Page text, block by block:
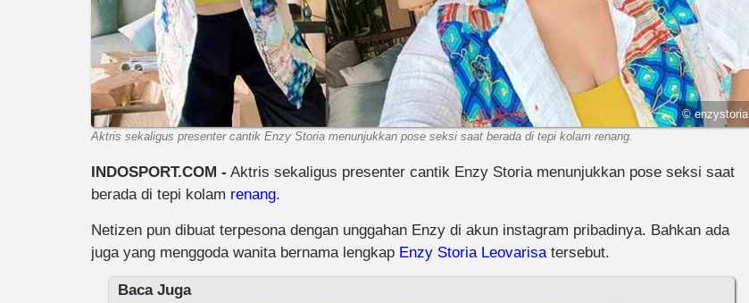
© enzystoria
Aktris sekaligus presenter cantik Enzy Storia menunjukkan pose seksi saat berada di tepi kolam renang.
INDOSPORT.COM - Aktris sekaligus presenter cantik Enzy Storia menunjukkan pose seksi saat
berada di tepi kolam renang.
Netizen pun dibuat terpesona dengan unggahan Enzy di akun instagram pribadinya. Bahkan ada
juga yang menggoda wanita bernama lengkap Enzy Storia Leovarisatersebut.
Baca Juga